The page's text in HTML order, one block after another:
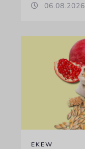
06.08.2026
EKEW